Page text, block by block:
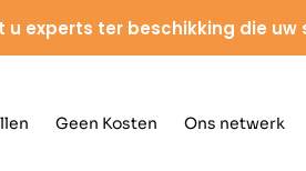
u experts ter beschikking die uw
Geen Kosten Ons netwerk